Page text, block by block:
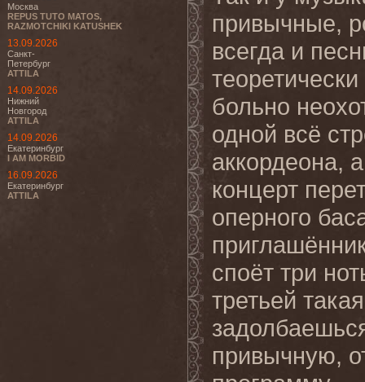
Москва
REPUS TUTO MATOS,
RAZMOTCHIKI KATUSHEK
13.09.2026
Санкт-
Петербург
ATTILA
14.09.2026
Нижний
Новгород
ATTILA
14.09.2026
Екатеринбург
I AM MORBID
16.09.2026
Екатеринбург
ATTILA
привычные,
всегда и
больно
одной всё
аккордеона,
концерт
оперного
споёт три
третьей
привычную,